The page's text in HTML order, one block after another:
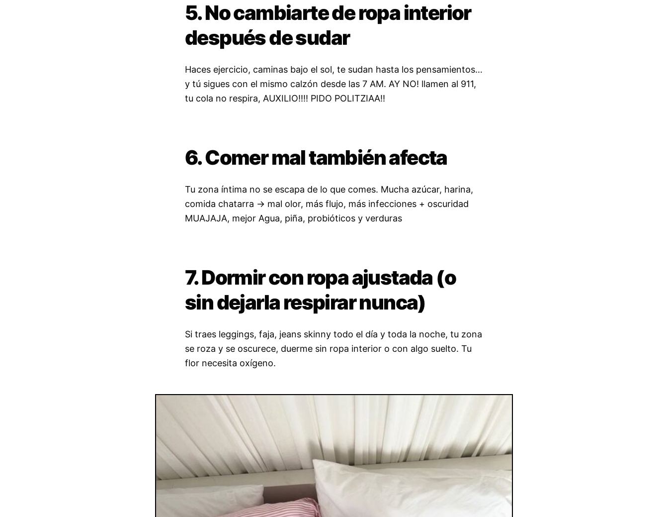
5. No cambiarte de ropa interior
después de sudar
Haces ejercicio, caminas bajo el sol, te sudan hasta los pensamientos…
y tú sigues con el mismo calzón desde las 7 AM. AY NO! llamen al 911,
tu cola no respira, AUXILIO!!!! PIDO POLITZIAA!!
6. Comer mal también afecta
Tu zona íntima no se escapa de lo que comes. Mucha azúcar, harina,
comida chatarra → mal olor, más flujo, más infecciones + oscuridad
MUAJAJA, mejor Agua, piña, probióticos y verduras
7. Dormir con ropa ajustada (o
sin dejarla respirar nunca)
Si traes leggings, faja, jeans skinny todo el día y toda la noche, tu zona
se roza y se oscurece, duerme sin ropa interior o con algo suelto. Tu
flor necesita oxígeno.